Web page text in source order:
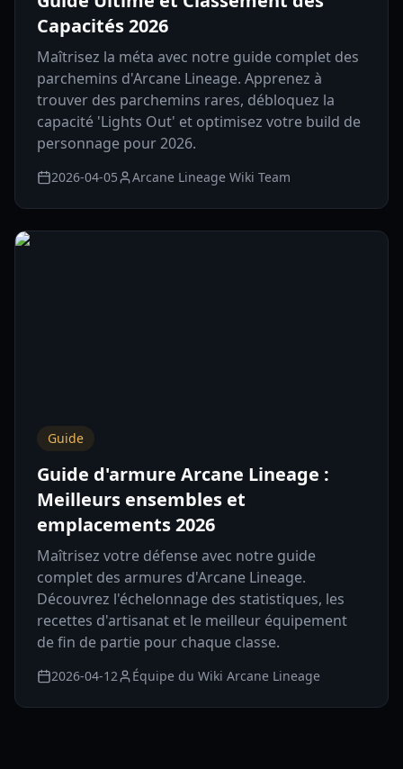
Capacités 2026
Maîtrisez la méta avec notre guide complet des
parchemins d'Arcane Lineage. Apprenez à
trouver des parchemins rares, débloquez la
capacité 'Lights Out' et optimisez votre build de
personnage pour 2026.
2026-04-05 Arcane Lineage Wiki Team
Guide
Guide d'armure Arcane Lineage :
Meilleurs ensembles et
emplacements 2026
Maîtrisez votre défense avec notre guide
complet des armures d'Arcane Lineage.
Découvrez l'échelonnage des statistiques, les
recettes d'artisanat et le meilleur équipement
de fin de partie pour chaque classe.
2026-04-12 Équipe du Wiki Arcane Lineage